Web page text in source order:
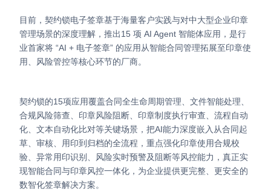
目前，契约锁电子签章基于海量客户实践与对中大型企业印章
管理场景的深度理解，推出15 项 AI Agent 智能体应用，是行
业首家将 “AI + 电子签章” 的应用从智能合同管理拓展至印章使
用、风险管控等核心环节的厂商。
契约锁的15项应用覆盖合同全生命周期管理、文件智能处理、
合规风险筛查、印章风险阻断、印章制度执行审查、流程自动
化、文本自动化比对等关键场景，把AI能力深度嵌入从合同起
草、审核、用印到归档的全流程，重点强化印章使用合规校
验、异常用印识别、风险实时预警及阻断等风控能力，真正实
现智能合同与印章风控一体化，为企业提供更完整、更安全的
数智化签章解决方案。